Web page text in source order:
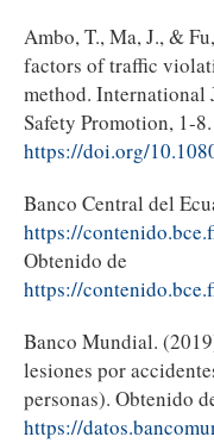
Ambo, T., Ma, J., &
factors of traffic
method.
Safety Promotion, 1-
https://doi.org/
Banco Central del
https://
Obtenido de
https://
Banco Mundial.
lesiones por
personas). Obtenido
https://